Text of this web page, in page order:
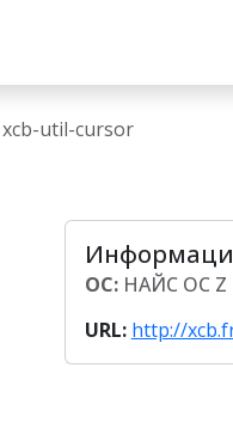
xcb-util-cursor
ОС:НАЙС ОС Z
URL: http://